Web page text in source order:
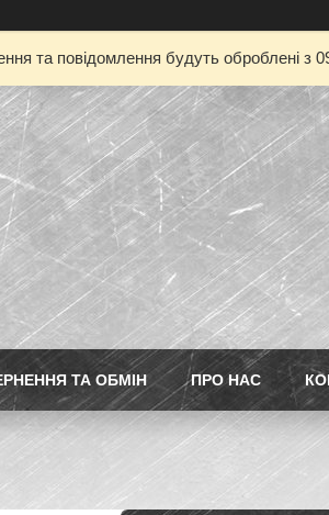
та повідомлення будуть оброблені з
ТА ОБМІН ПРО НАС